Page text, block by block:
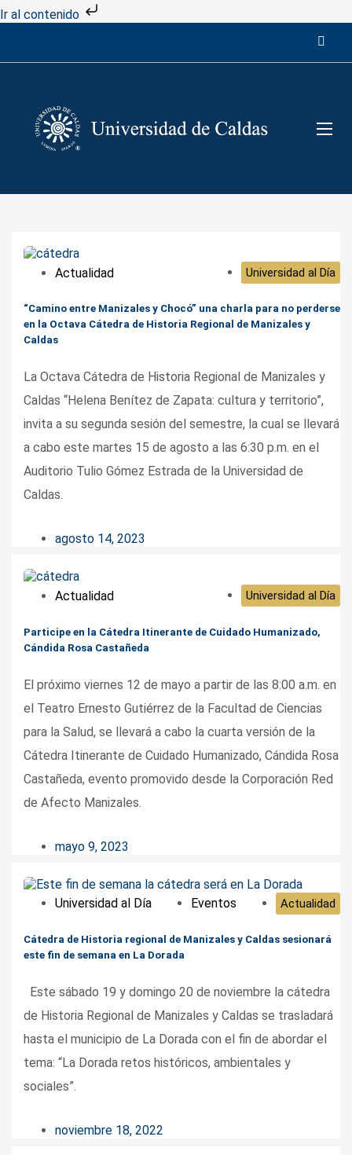
Ir al contenido
Actualidad Universidad al Día
“Camino entre Manizales y Chocó” una charla para no perderse
en la Octava Cátedra de Historia Regional de Manizales y
Caldas
La Octava Cátedra de Historia Regional de Manizales y
Caldas “Helena Benítez de Zapata: cultura y territorio”,
invita a su segunda sesión del semestre, la cual se llevará
a cabo este martes 15 de agosto a las 6:30 p.m. en el
Auditorio Tulio Gómez Estrada de la Universidad de
Caldas.
agosto 14, 2023
Actualidad Universidad al Día
Participe en la Cátedra Itinerante de Cuidado Humanizado,
Cándida Rosa Castañeda
El próximo viernes 12 de mayo a partir de las 8:00 a.m. en
el Teatro Ernesto Gutiérrez de la Facultad de Ciencias
para la Salud, se llevará a cabo la cuarta versión de la
Cátedra Itinerante de Cuidado Humanizado, Cándida Rosa
Castañeda, evento promovido desde la Corporación Red
de Afecto Manizales.
mayo 9, 2023
Universidad al Día Eventos Actualidad
Cátedra de Historia regional de Manizales y Caldas sesionará
este fin de semana en La Dorada
Este sábado 19 y domingo 20 de noviembre la cátedra
de Historia Regional de Manizales y Caldas se trasladará
hasta el municipio de La Dorada con el fin de abordar el
tema: “La Dorada retos históricos, ambientales y
sociales”.
noviembre 18, 2022